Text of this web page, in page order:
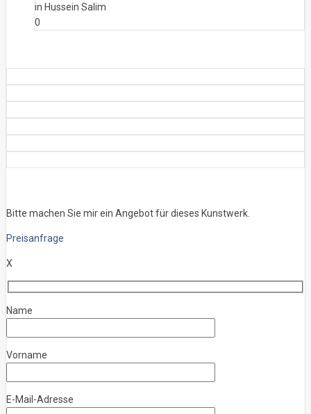
in Hussein Salim
0
Bitte machen Sie mir ein Angebot für dieses Kunstwerk.
Preisanfrage
X
Name
Vorname
E-Mail-Adresse